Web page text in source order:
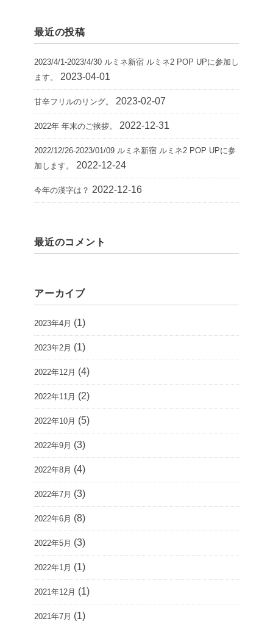
最近の投稿
2023/4/1-2023/4/30 ルミネ新宿 ルミネ2 POP UPに参加し
ます。
2023-04-01
甘辛フリルのリング。 2023-02-07
2022年 年末のご挨拶。 2022-12-31
2022/12/26-2023/01/09 ルミネ新宿 ルミネ2 POP UPに参
加します。
2022-12-24
今年の漢字は？ 2022-12-16
最近のコメント
アーカイブ
2023年4月 (1)
2023年2月 (1)
2022年12月 (4)
2022年11月 (2)
2022年10月 (5)
2022年9月 (3)
2022年8月 (4)
2022年7月 (3)
2022年6月 (8)
2022年5月 (3)
2022年1月 (1)
2021年12月 (1)
2021年7月 (1)